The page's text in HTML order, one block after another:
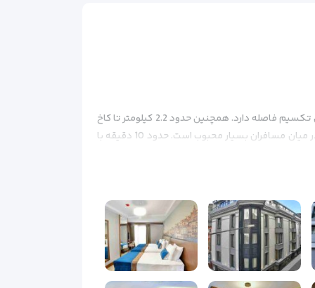
هتل تانگو تکسیم یک هتل سه ستاره تاپ استانبول است. این هتل در مرکز استانبول، 300 متری از خیابان استقلال و 500 متر از میدان تکسیم فاصله دارد. همچنین حدود 2.2 کیلومتر تا کاخ
دولما باغچه، 1.4 کیلومتر تا برج گالاتا و 4.3 کیلومتر تا بازار ادویه فاصله دارد. هتل تانگو تکسیم به دلیل موقعیت عالی و امکانات خوب در میان مسافران بسیار محبوب است. حدود 10 دقیقه با
غنی‌اش شناخته می‌شود، ترکیبی پویا از تاریخ،
استقلال، دارای بوتیک‌های مدرن، گالری‌های هنری، و
قرار دارد و مناظری پانوراما از شهر ارائه می دهد.
پرجنب‌وجوش، این منطقه پس از تاریکی هوا زنده